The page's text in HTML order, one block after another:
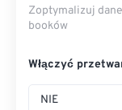
Zoptymalizuj
booków
Włączyć
NIE